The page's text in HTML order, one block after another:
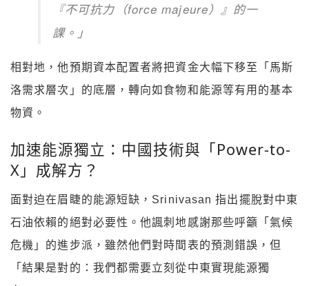
『不可抗力（force majeure）』的一
課。」
相對地，他預期資本配置者將把資金大幅下移至「馬斯
洛需求層次」的底層，轉向如食物和能源等有用的基本
物資。
加速能源獨立：中國技術與「Power-to-
X」成解方？
面對迫在眉睫的能源短缺，Srinivasan 指出擺脫對中東
石油依賴的絕對必要性。他諷刺地感謝那些呼籲「氣候
危機」的進步派，雖然他們對時間表的預測錯誤，但
「結果是對的：我們都需要立刻從中東實現能源獨